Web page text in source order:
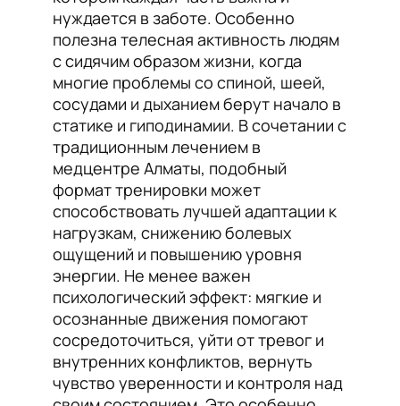
нуждается в заботе. Особенно
полезна телесная активность людям
с сидячим образом жизни, когда
многие проблемы со спиной, шеей,
сосудами и дыханием берут начало в
статике и гиподинамии. В сочетании с
традиционным лечением в
медцентре Алматы, подобный
формат тренировки может
способствовать лучшей адаптации к
нагрузкам, снижению болевых
ощущений и повышению уровня
энергии. Не менее важен
психологический эффект: мягкие и
осознанные движения помогают
сосредоточиться, уйти от тревог и
внутренних конфликтов, вернуть
чувство уверенности и контроля над